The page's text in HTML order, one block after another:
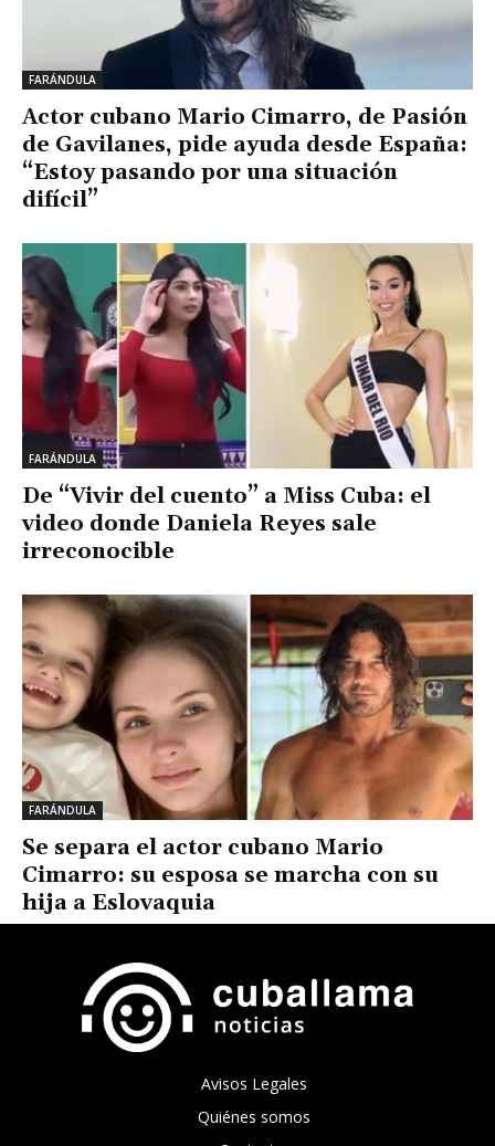
FARÁNDULA
Actor cubano Mario Cimarro, de Pasión
de Gavilanes, pide ayuda desde España:
“Estoy pasando por una situación
difícil”
FARÁNDULA
De “Vivir del cuento” a Miss Cuba: el
video donde Daniela Reyes sale
irreconocible
FARÁNDULA
Se separa el actor cubano Mario
Cimarro: su esposa se marcha con su
hija a Eslovaquia
Avisos Legales
Quiénes somos